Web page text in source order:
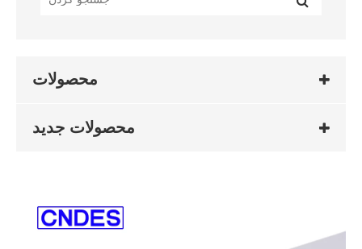
محصولات
محصولات جدید